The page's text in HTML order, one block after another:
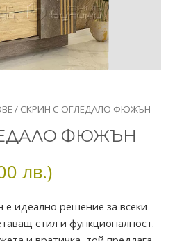
/ СКРИН С ОГЛЕДАЛО ФЮЖЪН
ФЮЖЪН
лв.)
идеално решение за всеки
стил и функционалност.